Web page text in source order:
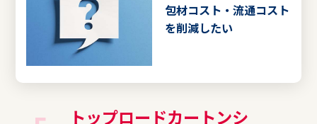
包材コスト・流通コスト
を削減したい
トップロードカートンシ